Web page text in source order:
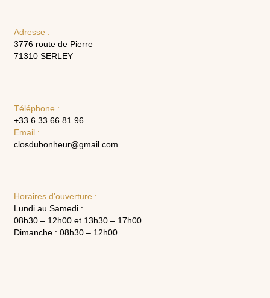
Horaires d’ouverture :
Lundi au Samedi :
08h30 – 12h00 et 13h30 – 17h00
Dimanche : 08h30 – 12h00
Téléphone :
+33 6 33 66 81 96
Email :
closdubonheur@gmail.com
Adresse :
3776 route de Pierre
71310 SERLEY